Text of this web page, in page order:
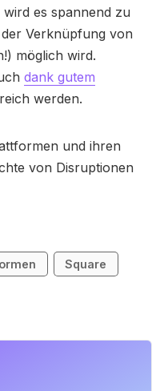
es spannend zu
Verknüpfung von
möglich wird.
dank gutem
werden.
und ihren
von Disruptionen
Square